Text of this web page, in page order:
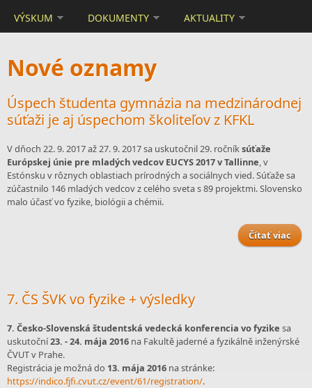
VÝSKUM DOKUMENTY AKTUALITY
Nové oznamy
Úspech študenta gymnázia na medzinárodnej
súťaži je aj úspechom školiteľov z KFKL
V dňoch 22. 9. 2017 až 27. 9. 2017 sa uskutočnil 29. ročníksúťaže
Európskej únie pre mladých vedcov EUCYS 2017 v Tallinne, v
Estónsku v rôznych oblastiach prírodných a sociálnych vied. Súťaže sa
zúčastnilo 146 mladých vedcov z celého sveta s 89 projektmi. Slovensko
malo účasť vo fyzike, biológii a chémii.
Čítať viac
7. ČS ŠVK vo fyzike + výsledky
7. Česko-Slovenská študentská vedecká konferencia vo fyzike sa
uskutoční23. - 24. mája 2016 na Fakultě jaderné a fyzikálně inženýrské
ČVUT v Prahe.
Registrácia je možná do 13. mája 2016 na stránke:
https://indico.fjfi.cvut.cz/event/61/registration/.